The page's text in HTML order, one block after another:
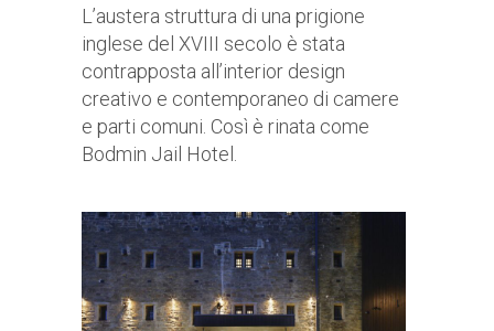
L’austera struttura di una prigione
inglese del XVIII secolo è stata
contrapposta all’interior design
creativo e contemporaneo di camere
e parti comuni. Così è rinata come
Bodmin Jail Hotel.